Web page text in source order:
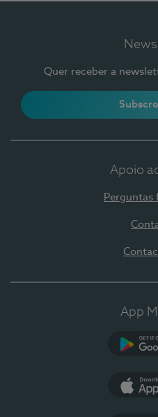
Quer receber a
Apoio
Perguntas
App